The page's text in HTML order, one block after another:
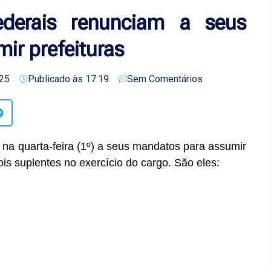
renunciam a seus
prefeituras
Publicado às 17:19 Sem Comentários
quarta-feira (1º) a seus mandatos para assumir
suplentes no exercício do cargo. São eles: